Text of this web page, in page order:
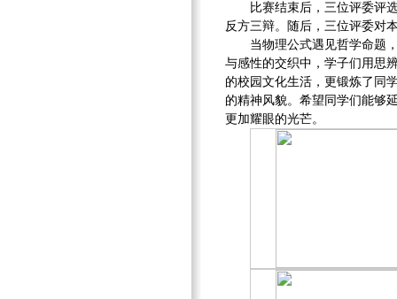
比赛结束后，三位评委评
反方三辩。随后，三位评委对
当物理公式遇见哲学命题
与感性的交织中，学子们用思
的校园文化生活，更锻炼了同
的精神风貌。希望同学们能够
更加耀眼的光芒。